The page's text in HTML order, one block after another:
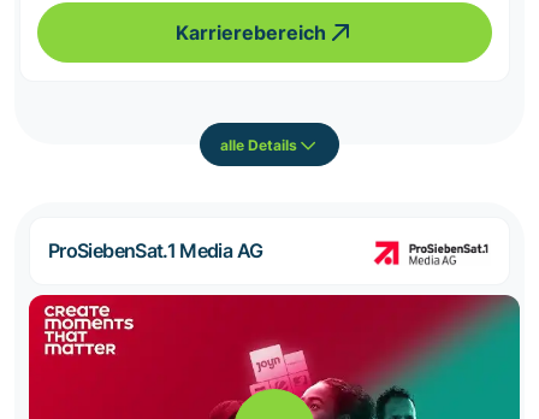
Karrierebereich
alle Details
ProSiebenSat.1 Media AG